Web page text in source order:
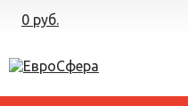
0 руб.